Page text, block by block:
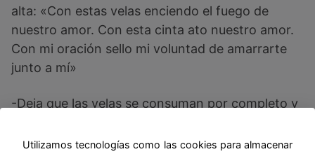
alta: «Con estas velas enciendo el fuego de
nuestro amor. Con esta cinta ato nuestro amor.
Con mi oración sello mi voluntad de amarrarte
junto a mí»
-Deja que las velas se consuman por completo y
Utilizamos tecnologías como las cookies para almacenar